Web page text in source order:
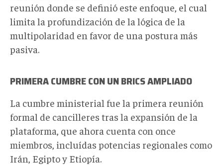
reunión donde se definió este enfoque, el cual
limita la profundización de la lógica de la
multipolaridad en favor de una postura más
pasiva.
PRIMERA CUMBRECON UNBRICSAMPLIADO
La cumbre ministerial fue la primera reunión
formal de cancilleres tras la expansión de la
plataforma, que ahora cuenta con once
miembros, incluídas potencias regionales como
Irán, Egipto y Etiopía.